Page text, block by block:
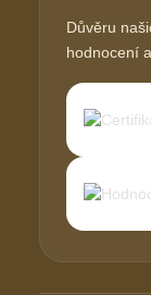
Důvěru
hodnocení